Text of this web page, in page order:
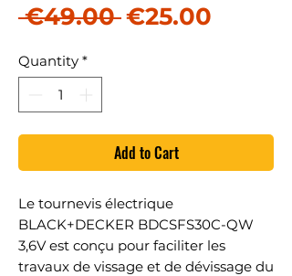
€49.00 Regular Price
€25.00
Quantity *
Add to Cart
Le tournevis électrique
BLACK+DECKER BDCSFS30C-QW
3,6V est conçu pour faciliter les
travaux de vissage et de dévissage du